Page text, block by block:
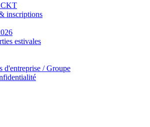
CKT
inscriptions
estivales
d'entreprise / Groupe